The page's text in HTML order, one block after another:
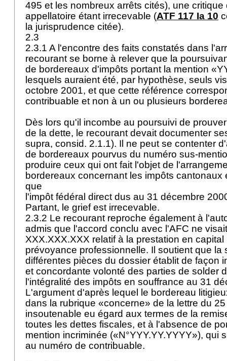
495 et les nombreux arrêts cités), une
appellatoire étant irrecevable (ATF 117 Ia 10
la jurisprudence citée).
2.3
2.3.1 A l'encontre des faits constatés dans
recourant se borne à relever que la
de bordereaux d'impôts portant la mention
lesquels auraient été, par hypothèse, seuls
octobre 2001, et que cette référence
contribuable et non à un ou plusieurs
Dès lors qu'il incombe au poursuivi de
de la dette, le recourant devait documenter
supra, consid. 2.1.1). Il ne peut se contenter
de bordereaux pourvus du numéro sus-
produire ceux qui ont fait l'objet de
bordereaux concernant les impôts cantonaux
que
l'impôt fédéral direct dus au 31 décembre
Partant, le grief est irrecevable.
2.3.2 Le recourant reproche également à
admis que l'accord conclu avec l'AFC ne
XXX.XXX.XXX relatif à la prestation en
prévoyance professionnelle. Il soutient que la
différentes pièces du dossier établit de façon
et concordante volonté des parties de solder
l'intégralité des impôts en souffrance au 31
L'argument d'après lequel le bordereau
dans la rubrique «concerne» de la lettre du
insoutenable eu égard aux termes de la
toutes les dettes fiscales, et à l'absence de
mention incriminée («N°YYY.YY.YYYY»), qui
au numéro de contribuable.